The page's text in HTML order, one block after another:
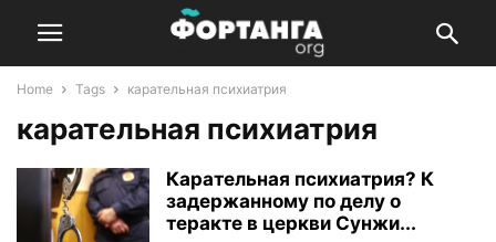
Home Tags карательная психиатрия
карательная психиатрия
Карательная психиатрия? К
задержанному по делу о
теракте в церкви Сунжи...